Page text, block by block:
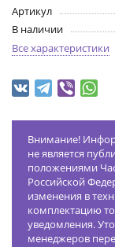
Артикул
В наличии
Все характеристики
Внимание!
не является
положениями
Российской
изменения в
комплектацию
уведомления.
менеджеров